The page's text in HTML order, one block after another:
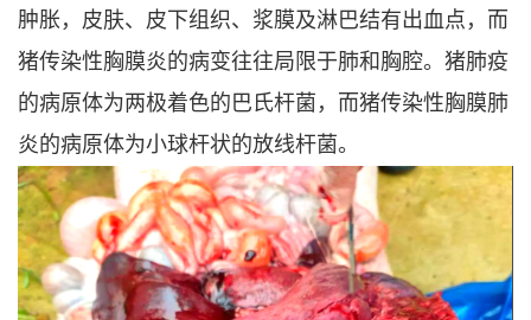
肿胀，皮肤、皮下组织、浆膜及淋巴结有出血点，而
猪传染性胸膜炎的病变往往局限于肺和胸腔。猪肺疫
的病原体为两极着色的巴氏杆菌，而猪传染性胸膜肺
炎的病原体为小球杆状的放线杆菌。